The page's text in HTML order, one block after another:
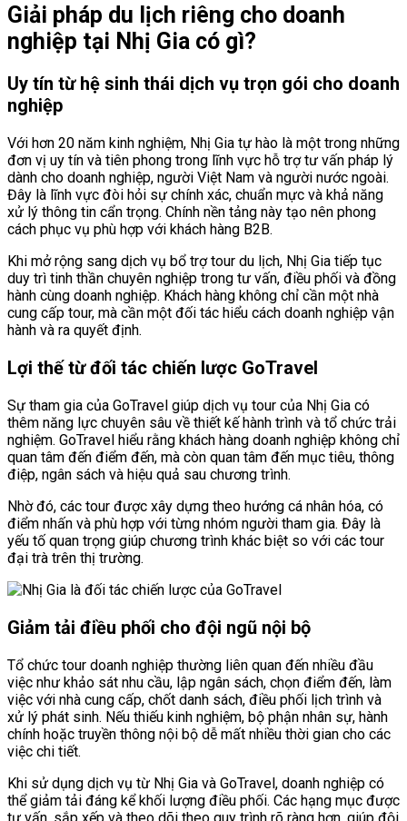
Giải pháp du lịch riêng cho doanh
nghiệp tại Nhị Gia có gì?
Uy tín từ hệ sinh thái dịch vụ trọn gói cho doanh
nghiệp
Với hơn 20 năm kinh nghiệm, Nhị Gia tự hào là một trong những
đơn vị uy tín và tiên phong trong lĩnh vực hỗ trợ tư vấn pháp lý
dành cho doanh nghiệp, người Việt Nam và người nước ngoài.
Đây là lĩnh vực đòi hỏi sự chính xác, chuẩn mực và khả năng
xử lý thông tin cẩn trọng. Chính nền tảng này tạo nên phong
cách phục vụ phù hợp với khách hàng B2B.
Khi mở rộng sang dịch vụ bổ trợ tour du lịch, Nhị Gia tiếp tục
duy trì tinh thần chuyên nghiệp trong tư vấn, điều phối và đồng
hành cùng doanh nghiệp. Khách hàng không chỉ cần một nhà
cung cấp tour, mà cần một đối tác hiểu cách doanh nghiệp vận
hành và ra quyết định.
Lợi thế từ đối tác chiến lược GoTravel
Sự tham gia của GoTravel giúp dịch vụ tour của Nhị Gia có
thêm năng lực chuyên sâu về thiết kế hành trình và tổ chức trải
nghiệm. GoTravel hiểu rằng khách hàng doanh nghiệp không chỉ
quan tâm đến điểm đến, mà còn quan tâm đến mục tiêu, thông
điệp, ngân sách và hiệu quả sau chương trình.
Nhờ đó, các tour được xây dựng theo hướng cá nhân hóa, có
điểm nhấn và phù hợp với từng nhóm người tham gia. Đây là
yếu tố quan trọng giúp chương trình khác biệt so với các tour
đại trà trên thị trường.
Giảm tải điều phối cho đội ngũ nội bộ
Tổ chức tour doanh nghiệp thường liên quan đến nhiều đầu
việc như khảo sát nhu cầu, lập ngân sách, chọn điểm đến, làm
việc với nhà cung cấp, chốt danh sách, điều phối lịch trình và
xử lý phát sinh. Nếu thiếu kinh nghiệm, bộ phận nhân sự, hành
chính hoặc truyền thông nội bộ dễ mất nhiều thời gian cho các
việc chi tiết.
Khi sử dụng dịch vụ từ Nhị Gia và GoTravel, doanh nghiệp có
thể giảm tải đáng kể khối lượng điều phối. Các hạng mục được